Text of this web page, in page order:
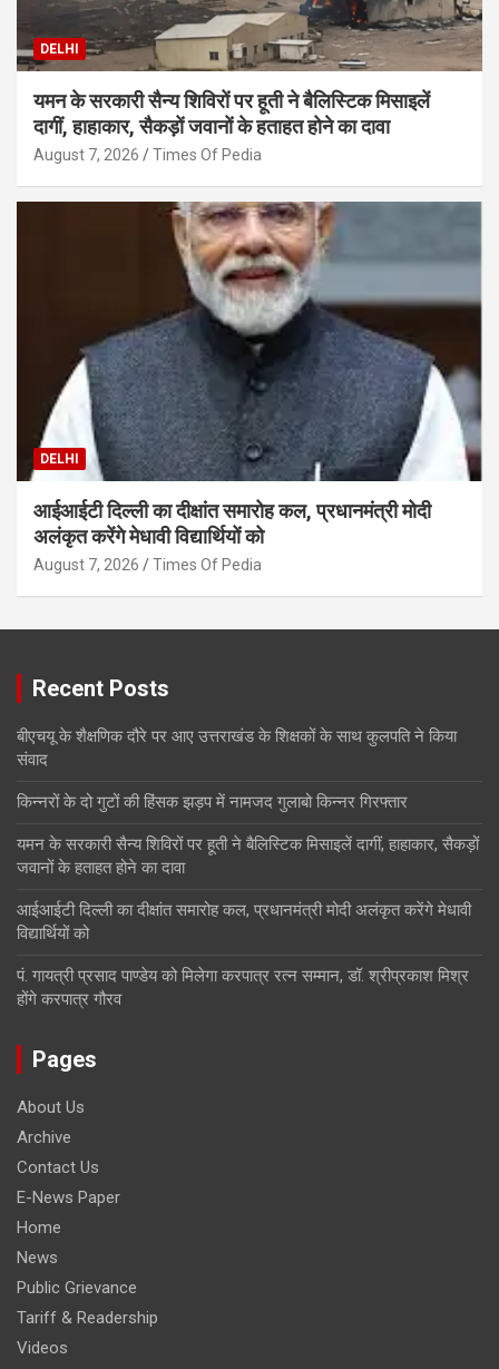
DELHI
यमन के सरकारी सैन्य शिविरों पर हूती ने बैलिस्टिक मिसाइलें
दागीं, हाहाकार, सैकड़ों जवानों के हताहत होने का दावा
August 7, 2026 Times Of Pedia
DELHI
आईआईटी दिल्ली का दीक्षांत समारोह कल, प्रधानमंत्री मोदी
अलंकृत करेंगे मेधावी विद्यार्थियों को
August 7, 2026 Times Of Pedia
Recent Posts
बीएचयू के शैक्षणिक दौरे पर आए उत्तराखंड के शिक्षकों के साथ कुलपति ने किया
संवाद
किन्नरों के दो गुटों की हिंसक झड़प में नामजद गुलाबो किन्नर गिरफ्तार
यमन के सरकारी सैन्य शिविरों पर हूती ने बैलिस्टिक मिसाइलें दागीं, हाहाकार, सैकड़ों
जवानों के हताहत होने का दावा
आईआईटी दिल्ली का दीक्षांत समारोह कल, प्रधानमंत्री मोदी अलंकृत करेंगे मेधावी
विद्यार्थियों को
पं. गायत्री प्रसाद पाण्डेय को मिलेगा करपात्र रत्न सम्मान, डॉ. श्रीप्रकाश मिश्र
होंगे करपात्र गौरव
Pages
About Us
Archive
Contact Us
E-News Paper
Home
News
Public Grievance
Tariff & Readership
Videos